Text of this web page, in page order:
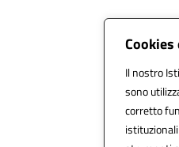
Il nostro
sono
corretto